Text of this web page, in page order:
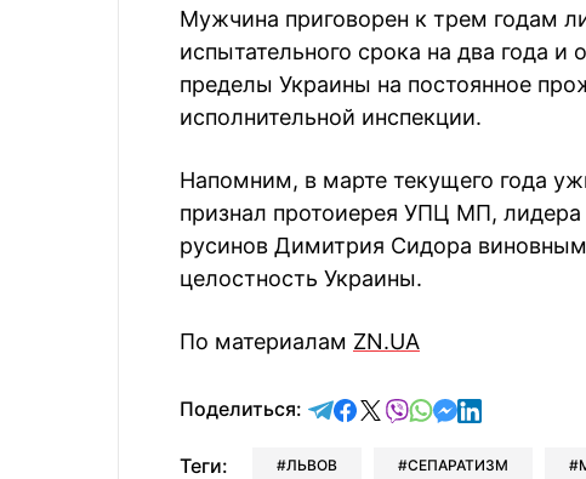
Мужчина приговорен к трем годам
испытательного срока на два года и
пределы Украины на постоянное
исполнительной инспекции.
Напомним, в марте текущего года
признал протоиерея УПЦ МП,
русинов Димитрия Сидора виновным
целостность Украины.
По материалам ZN.UA
Поделиться: отправить в Telegram
поделиться в Facebook
поделиться в X
отправить в Viber
отправить в
отправить в
отправить
Теги: ЛЬВОВ СЕПАРАТИЗМ